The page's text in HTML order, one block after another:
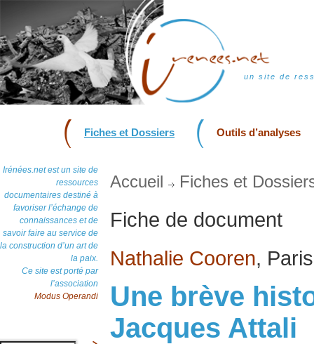
un site de
Fiches et Dossiers Outils d’analyses
Irénées.net est un site de
ressources
documentaires destiné à
favoriser l’échange de
connaissances et de
savoir faire au service de
la construction d’un art de
la paix.
Ce site est porté par
l’association
Modus Operandi
Accueil Fiches et
Fiche de document
Nathalie Cooren,
Une brève
Jacques Attali